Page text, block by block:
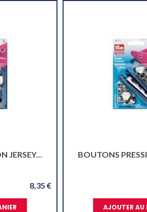
JERSEY...
8,35 €
BOUTONS
AJOUTER AU